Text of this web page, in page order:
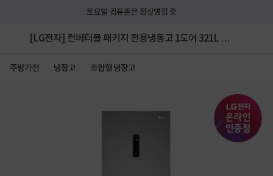
토요일 컴퓨존은 정상영업 중
[LG전자] 컨버터블 패키지 전용냉동고 1도어 321L [샤
주방가전 냉장고 조합형 냉장고